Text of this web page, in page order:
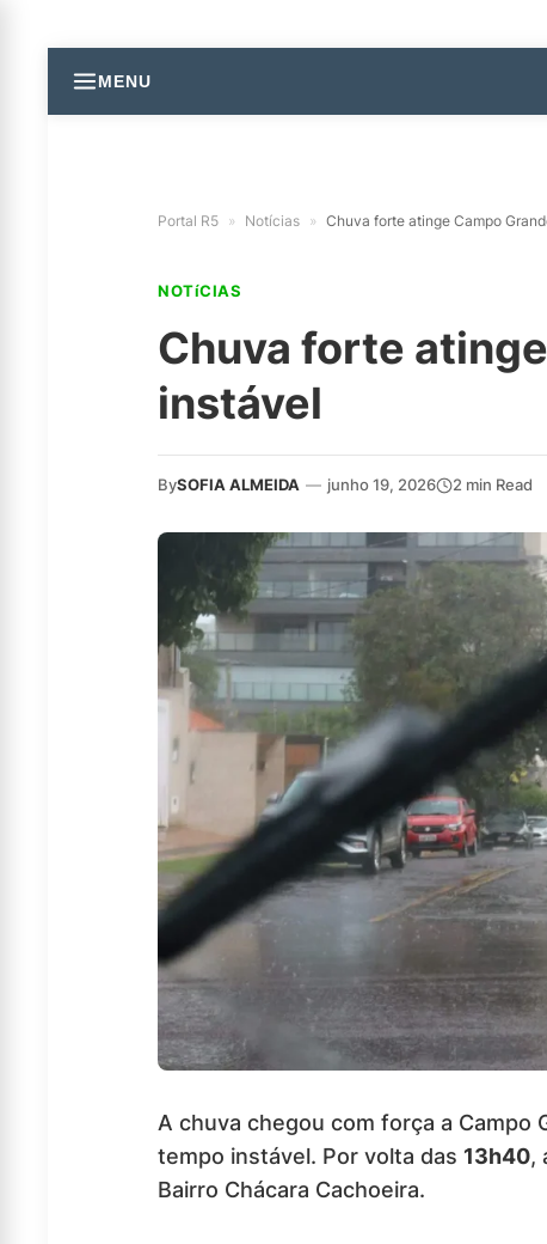
MENU
Portal R5 » Notícias » Chuva forte atinge Campo
NOTíCIAS
Chuva forte
instável
BySOFIA ALMEIDA — junho 19, 2026 2 min Read
A chuva chegou com força a Campo
tempo instável. Por volta das 13h40,
Bairro Chácara Cachoeira.